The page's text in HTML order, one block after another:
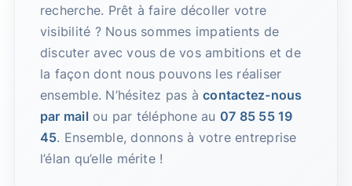
recherche. Prêt à faire décoller votre
visibilité ? Nous sommes impatients de
discuter avec vous de vos ambitions et de
la façon dont nous pouvons les réaliser
ensemble. N’hésitez pas àcontactez-nous
par mail ou par téléphone au 07 85 55 19
45. Ensemble, donnons à votre entreprise
l’élan qu’elle mérite !